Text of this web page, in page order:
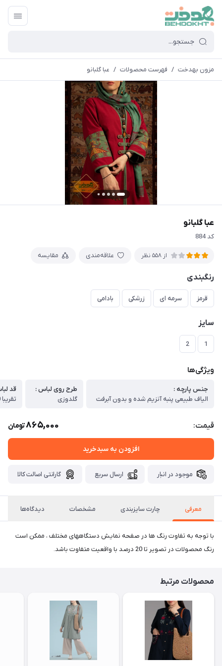
مزون بهدخت / فهرست محصولات / عبا گلبانو
عبا گلبانو
کد 884
از 558 نظر علاقه‌مندی مقایسه
رنگبندی
قرمز سرمه ای زرشکی بادامی
سایز
1
2
ویژگی‌ها
جنس پارچه :
الیاف طبیعی پنبه آنزیم شده و بدون آبرفت
طرح روی لباس :
گلدوزی
قد
تقریبا 110
قیمت: 865,000تومان
افزودن به سبدخرید
موجود در انبار ارسال سریع گارانتی اصالت کالا
معرفی چارت سایزبندی مشخصات دیدگاه‌ها
با توجه به تفاوت رنگ ها در صفحه نمایش دستگاههای مختلف ، ممکن است
رنگ محصولات در تصویر تا 20 درصد با واقعیت متفاوت باشد.
محصولات مرتبط